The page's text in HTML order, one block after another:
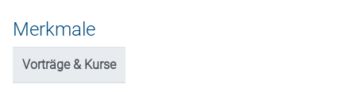
Merkmale
Vorträge & Kurse